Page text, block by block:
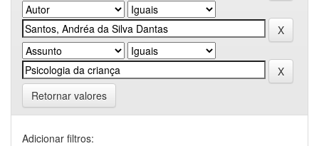
Retornar valores
Adicionar filtros: